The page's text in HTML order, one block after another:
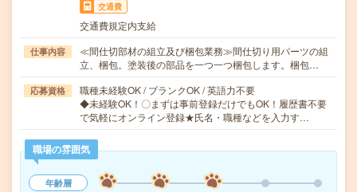
交通費
交通費規定内支給
仕事内容
≪間仕切部材の組立及び梱包業務≫間仕切り用パーツの組
立、梱包。塗装後の部品を一つ一つ梱包します。梱包…
応募資格
職種未経験OK / ブランクOK / 英語力不要
◆未経験OK！〇まずは事前登録だけでもOK！履歴書不要
で気軽にオンライン登録★氏名・職種などを入力す…
職場の雰囲気
年齢層